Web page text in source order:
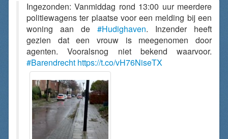
Ingezonden: Vanmiddag rond 13:00 uur meerdere
politiewagens ter plaatse voor een melding bij een
woning aan de #Hudighaven. Inzender heeft
gezien dat een vrouw is meegenomen door
agenten. Vooralsnog niet bekend waarvoor.
#Barendrecht https://t.co/vH76NiseTX